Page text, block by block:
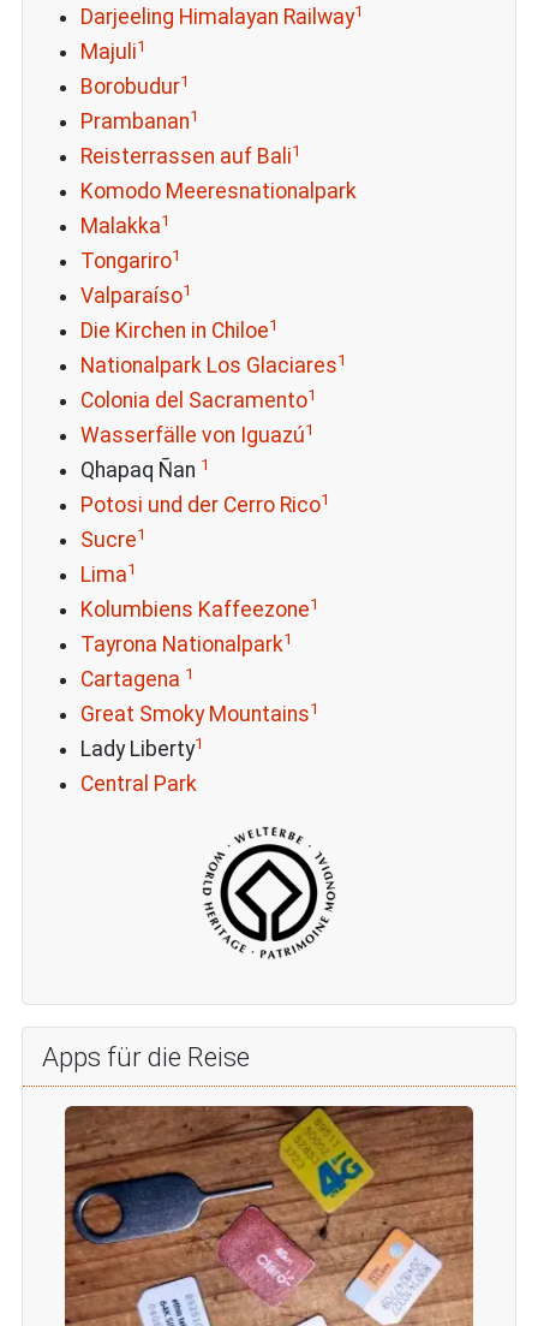
Darjeeling Himalayan Railway1
Majuli1
Borobudur1
Prambanan1
Reisterrassen auf Bali1
Komodo Meeresnationalpark
Malakka1
Tongariro1
Valparaíso1
Die Kirchen in Chiloe1
Nationalpark Los Glaciares1
Colonia del Sacramento1
Wasserfälle von Iguazú1
Qhapaq Ñan 1
Potosi und der Cerro Rico1
Sucre1
Lima1
Kolumbiens Kaffeezone1
Tayrona Nationalpark1
Cartagena 1
Great Smoky Mountains1
Lady Liberty1
Central Park
Apps für die Reise